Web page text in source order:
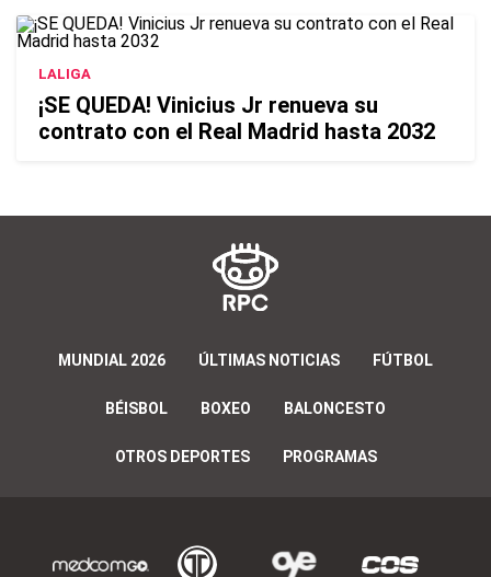
LALIGA
¡SE QUEDA! Vinicius Jr renueva su
contrato con el Real Madrid hasta 2032
MUNDIAL 2026 ÚLTIMAS NOTICIAS FÚTBOL
BÉISBOL BOXEO BALONCESTO
OTROS DEPORTES PROGRAMAS